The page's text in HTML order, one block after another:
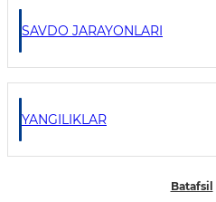
SAVDO JARAYONLARI
YANGILIKLAR
Batafsil